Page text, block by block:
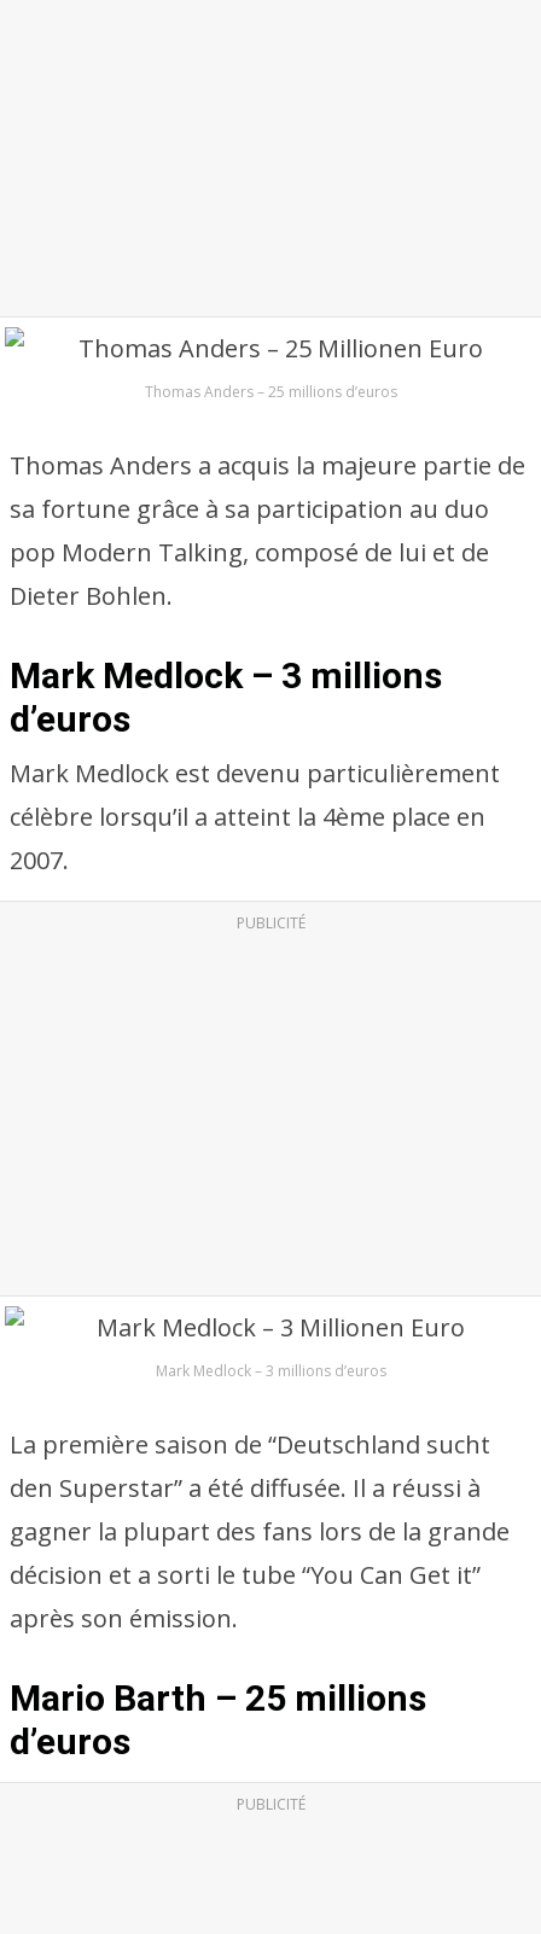
Thomas Anders – 25 millions d’euros
Thomas Anders a acquis la majeure partie de
sa fortune grâce à sa participation au duo
pop Modern Talking, composé de lui et de
Dieter Bohlen.
Mark Medlock – 3 millions
d’euros
Mark Medlock est devenu particulièrement
célèbre lorsqu’il a atteint la 4ème place en
2007.
PUBLICITÉ
Mark Medlock – 3 millions d’euros
La première saison de “Deutschland sucht
den Superstar” a été diffusée. Il a réussi à
gagner la plupart des fans lors de la grande
décision et a sorti le tube “You Can Get it”
après son émission.
Mario Barth – 25 millions
d’euros
PUBLICITÉ